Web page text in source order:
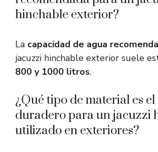
hinchable exterior?
La capacidad de agua
jacuzzi hinchable exterior suele
800 y 1000 litros.
¿Qué tipo de material es el
duradero para un jacuzzi
utilizado en exteriores?